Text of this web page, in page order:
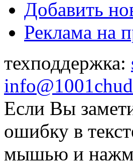
Добавить
Реклама на
техподдержка:
Если Вы
ошибку в
мышью и